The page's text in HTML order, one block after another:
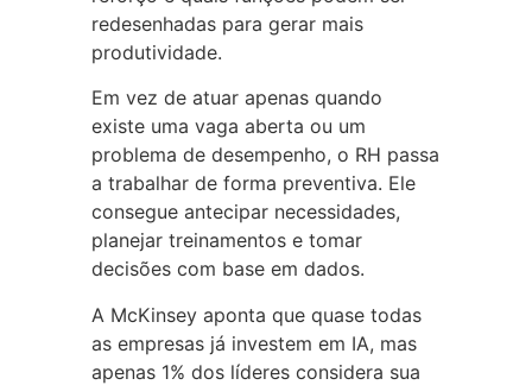
redesenhadas para gerar mais
produtividade.
Em vez de atuar apenas quando
existe uma vaga aberta ou um
problema de desempenho, o RH passa
a trabalhar de forma preventiva. Ele
consegue antecipar necessidades,
planejar treinamentos e tomar
decisões com base em dados.
A McKinsey aponta que quase todas
as empresas já investem em IA, mas
apenas 1% dos líderes considera sua